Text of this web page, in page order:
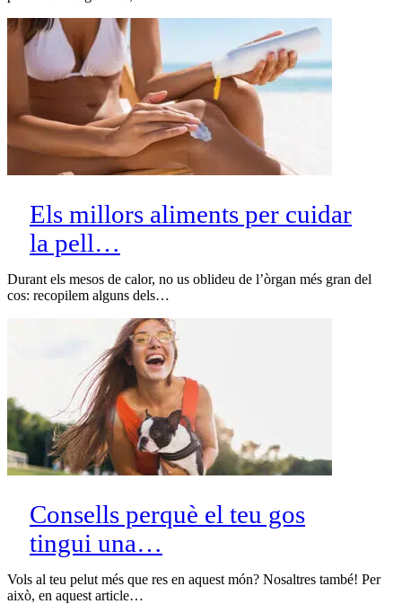
Els millors aliments per cuidar
la pell…
Durant els mesos de calor, no us oblideu de l’òrgan més gran del
cos: recopilem alguns dels…
Consells perquè el teu gos
tingui una…
Vols al teu pelut més que res en aquest món? Nosaltres també! Per
això, en aquest article…